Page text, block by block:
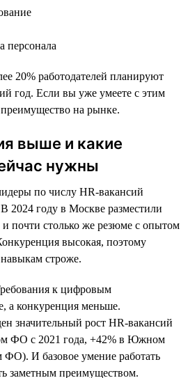
персонала
20% работодателей планируют
год. Если вы уже умеете с этим
на рынке.
выше и какие
нужны
по числу HR-вакансий
2024 году в Москве разместили
и почти столько же резюме с опытом
высокая, поэтому
строже.
к цифровым
а конкуренция меньше.
значительный рост HR-вакансий
ФО с 2021 года, +42% в Южном
И базовое умение работать
заметным преимуществом.